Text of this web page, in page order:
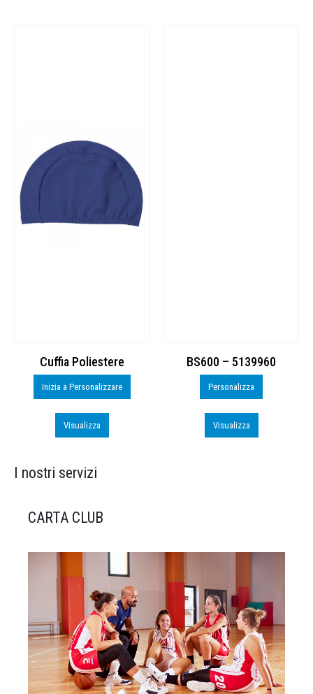
Cuffia Poliestere
Inizia a Personalizzare
Visualizza
BS600 – 5139960
Personalizza
Visualizza
I nostri servizi
CARTA CLUB